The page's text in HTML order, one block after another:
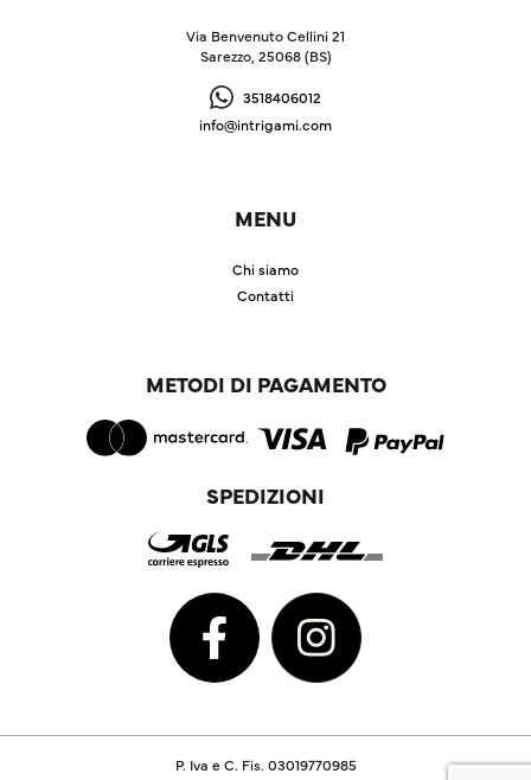
Via Benvenuto Cellini 21
Sarezzo, 25068 (BS)
3518406012
info@intrigami.com
MENU
Chi siamo
Contatti
METODI DI PAGAMENTO
SPEDIZIONI
P. Iva e C. Fis. 03019770985